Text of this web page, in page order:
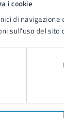
i cookie
di
sull'uso del sito
Contatta
Leggi le